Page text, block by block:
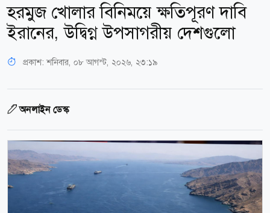
হরমুজ খোলার বিনিময়ে ক্ষতিপূরণ দাবি
ইরানের, উদ্বিগ্ন উপসাগরীয় দেশগুলো
প্রকাশ:শনিবার, ০৮ আগস্ট, ২০২৬, ২৩:১৯
অনলাইন ডেস্ক